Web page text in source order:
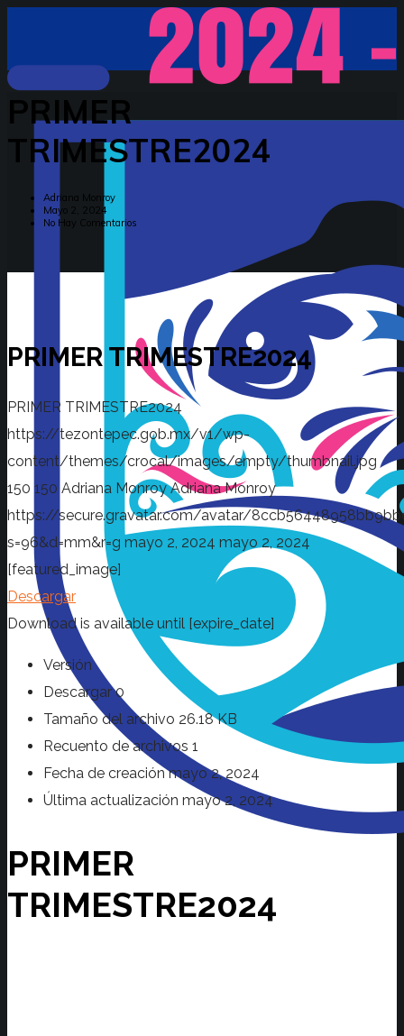
PRIMER
TRIMESTRE2024
Adriana Monroy
Mayo 2, 2024
No Hay Comentarios
PRIMER TRIMESTRE2024
PRIMER TRIMESTRE2024
https://tezontepec.gob.mx/v1/wp-
content/themes/crocal/images/empty/thumbnail.jpg
150 150 Adriana Monroy Adriana Monroy
https://secure.gravatar.com/avatar/
s=96&d=mm&r=g mayo 2, 2024 mayo 2, 2024
[featured_image]
Descargar
Download is available until [expire_date]
Versión
Descargar0
Tamaño del archivo 26.18 KB
Recuento de archivos 1
Fecha de creaciónmayo 2, 2024
Última actualización mayo 2, 2024
PRIMER
TRIMESTRE2024